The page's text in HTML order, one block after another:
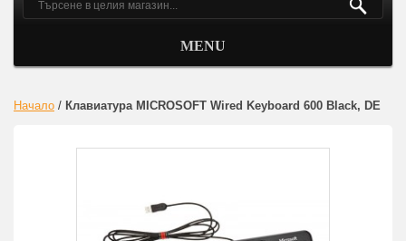
MENU
Начало / Клавиатура MICROSOFT Wired Keyboard 600 Black, DE